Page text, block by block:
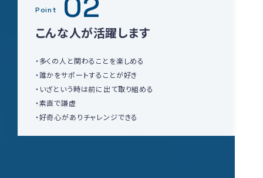
Point
こんな人が活躍します
・多くの人と関わることを楽しめる
・誰かをサポートすることが好き
・いざという時は前に出て取り組める
・素直で謙虚
・好奇心がありチャレンジできる